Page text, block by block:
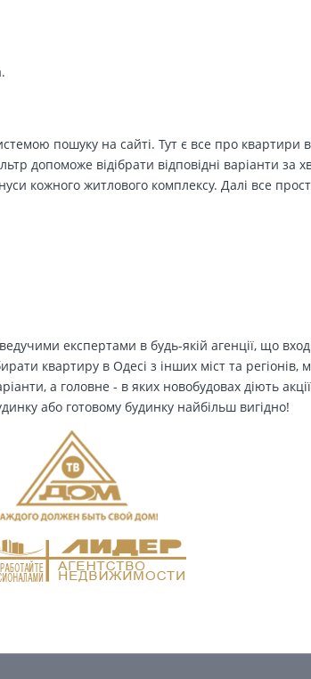
пошуку на сайті. Тут є все про квартири
допоможе відібрати відповідні варіанти
кожного житлового комплексу. Далі все
експертами в будь-якій агенції, що
квартиру в Одесі з інших міст та
а головне - в яких новобудовах діють
або готовому будинку найбільш вигідно!